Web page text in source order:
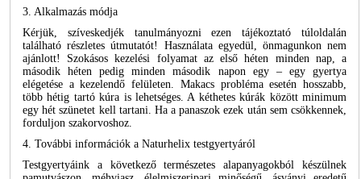
3. Alkalmazás módja
Kérjük, szíveskedjék tanulmányozni ezen tájékoztató túloldalán
található részletes útmutatót! Használata egyedül, önmagunkon nem
ajánlott! Szokásos kezelési folyamat az első héten minden nap, a
második héten pedig minden második napon egy – egy gyertya
elégetése a kezelendő felületen. Makacs probléma esetén hosszabb,
több hétig tartó kúra is lehetséges. A kéthetes kúrák között minimum
egy hét szünetet kell tartani. Ha a panaszok ezek után sem csökkennek,
forduljon szakorvoshoz.
4. További információk a Naturhelix testgyertyáról
Testgyertyáink a következő természetes alapanyagokból készülnek